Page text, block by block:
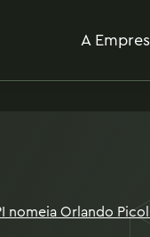
A
nomeia Orlando
Navais